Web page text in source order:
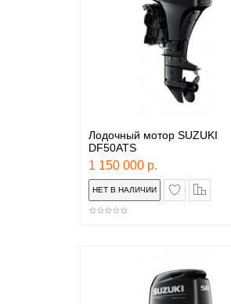
Лодочный мотор SUZUKI
DF50ATS
1 150 000 р.
в закладки